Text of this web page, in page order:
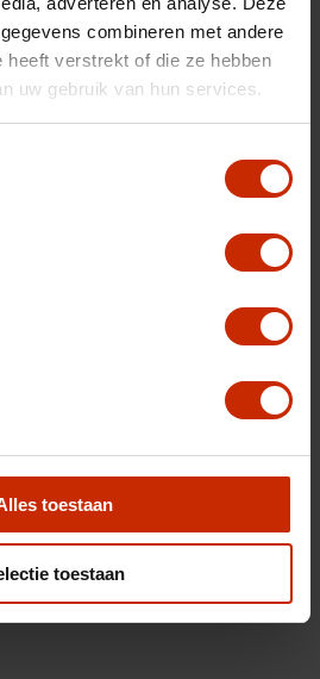
combineren met andere
heeft verstrekt of die ze hebben
uw gebruik van hun services.
toestaan
toestaan